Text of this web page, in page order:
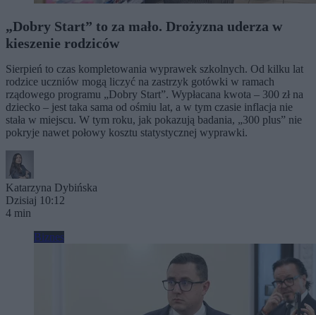
„Dobry Start” to za mało. Drożyzna uderza w
kieszenie rodziców
Sierpień to czas kompletowania wyprawek szkolnych. Od kilku lat
rodzice uczniów mogą liczyć na zastrzyk gotówki w ramach
rządowego programu „Dobry Start”. Wypłacana kwota – 300 zł na
dziecko – jest taka sama od ośmiu lat, a w tym czasie inflacja nie
stała w miejscu. W tym roku, jak pokazują badania, „300 plus” nie
pokryje nawet połowy kosztu statystycznej wyprawki.
Katarzyna Dybińska
Dzisiaj 10:12
4 min
Biznes